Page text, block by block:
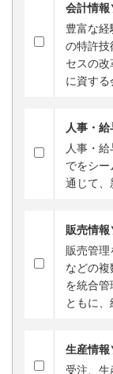
会計情報
豊富な
の特許技
セスの
に資する
人事・
人事・
でをシ
通じて、
販売情
販売管理
などの
を統合管
ともに、
生産情報
受注、生